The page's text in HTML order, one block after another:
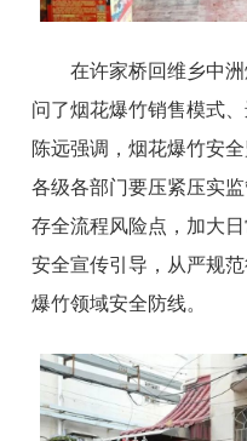
在许家桥回维乡中
问了烟花爆竹销售模式
陈远强调，烟花爆竹安
各级各部门要压紧压实
存全流程风险点，加大
安全宣传引导，从严规
爆竹领域安全防线。